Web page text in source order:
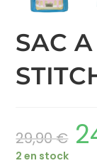
SAC
29,90€
2 en stock